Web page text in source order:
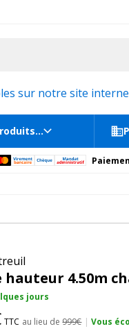
podium et estrade, etc. |
sur notre site
hauteur 4.50m
jours
TTC au lieu de999€ |Vous